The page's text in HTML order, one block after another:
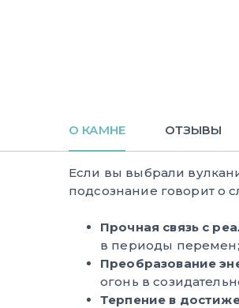
О КАМНЕ ОТЗЫВЫ
Если вы выбрали
подсознание говорит о
Прочная связь с
в периоды перемен;
Преобразование
огонь в
Терпение в